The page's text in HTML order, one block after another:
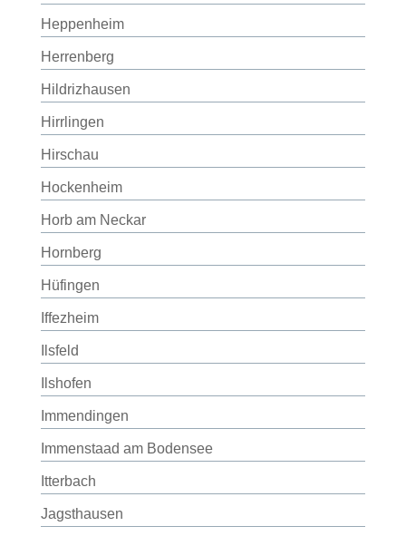
Heppenheim
Herrenberg
Hildrizhausen
Hirrlingen
Hirschau
Hockenheim
Horb am Neckar
Hornberg
Hüfingen
Iffezheim
Ilsfeld
Ilshofen
Immendingen
Immenstaad am Bodensee
Itterbach
Jagsthausen